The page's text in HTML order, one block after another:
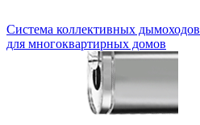
Система коллективных дымоходов
для многоквартирных домов